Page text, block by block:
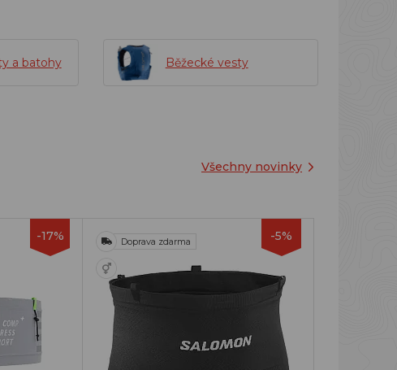
a batohy Běžecké vesty
Všechny novinky
-17% -5%
Doprava zdarma